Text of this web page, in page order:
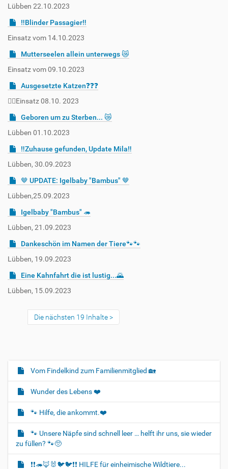
Lübben 22.10.2023
‼️Blinder Passagier‼️
Einsatz vom 14.10.2023
Mutterseelen allein unterwegs 😿
Einsatz vom 09.10.2023
Ausgesetzte Katzen❓❓❓
👉🏻Einsatz 08.10. 2023
Geboren um zu Sterben... 😿
Lübben 01.10.2023
‼️Zuhause gefunden, Update Mila‼️
Lübben, 30.09.2023
🤎 UPDATE: Igelbaby "Bambus" 🤎
Lübben,25.09.2023
Igelbaby "Bambus" 🦔
Lübben, 21.09.2023
Dankeschön im Namen der Tiere🐾🐾
Lübben, 19.09.2023
Eine Kahnfahrt die ist lustig...🌄
Lübben, 15.09.2023
Die nächsten 19 Inhalte
N
a
v
g
a
t
Vom Findelkind zum Familienmitglied 🏡
Wunder des Lebens ❤️
🐾 Hilfe, die ankommt.❤️
🐾 Unsere Näpfe sind schnell leer … helft ihr uns, sie wieder
zu füllen? 🐾🥺
❗❗🦔🦊🐰🐦‍🐦❗❗ HILFE für einheimische Wildtiere...